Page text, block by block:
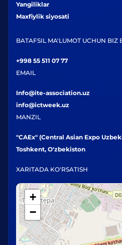
Yangiliklar
Maxfiylik siyosati
BATAFSIL MA'LUMOT UCHUN BIZ
+998 55 511 07 77
EMAIL
Info@ite-association.uz
info@ictweek.uz
MANZIL
"CAEx" (Central Asian Expo
Toshkent, O'zbekiston
XARITADA KO'RSATISH
+
−